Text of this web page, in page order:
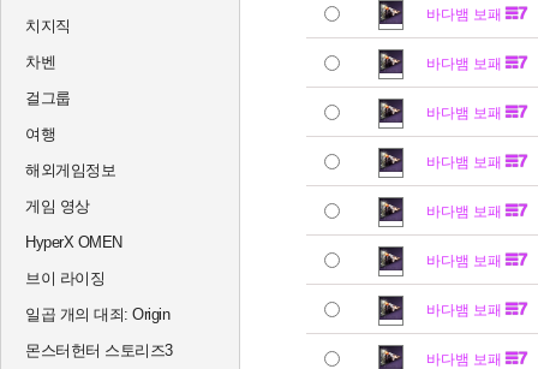
치지직
차벤
걸그룹
여행
해외게임정보
게임 영상
HyperX OMEN
브이 라이징
일곱 개의 대죄: Origin
몬스터헌터 스토리즈3
바다뱀 보패
바다뱀 보패
바다뱀 보패
바다뱀 보패
바다뱀 보패
바다뱀 보패
바다뱀 보패
바다뱀 보패